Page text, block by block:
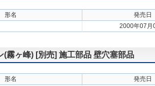
形名
発売日
2000年07月
(霧ヶ峰) [別売] 施工部品 壁穴塞部品
形名
発売日